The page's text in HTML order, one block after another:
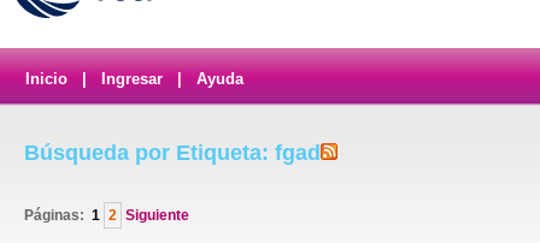
Inicio Ingresar Ayuda
Búsqueda por Etiqueta: fgad
Páginas: 1 2 Siguiente